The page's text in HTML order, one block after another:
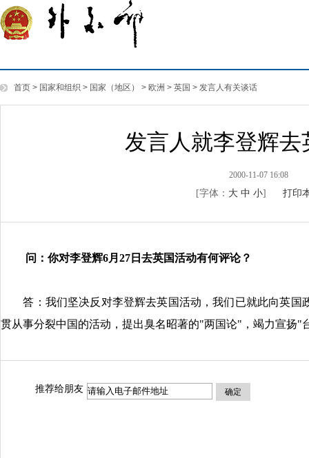
首页 > 国家和组织 > 国家（地区） > 欧洲 > 英国 > 发言人有关谈话
发言人就李登辉
2000-11-07 16:08
[字体： 大 中 小] 打印
问：你对李登辉6月27日去英国活动有何评论？
答：我们坚决反对李登辉去英国活动，我们已就此向英国
贯从事分裂中国的活动，提出臭名昭著的"两国论"，竭力宣扬"
推荐给朋友 确定